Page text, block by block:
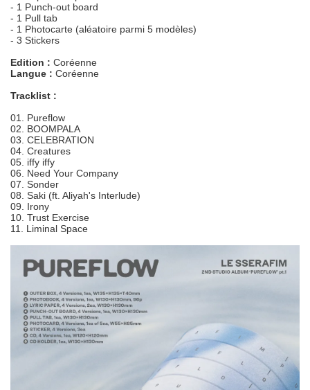
- 1 Punch-out board
- 1 Pull tab
- 1 Photocarte (aléatoire parmi 5 modèles)
- 3 Stickers
Edition : Coréenne
Langue : Coréenne
Tracklist :
01. Pureflow
02. BOOMPALA
03. CELEBRATION
04. Creatures
05. iffy iffy
06. Need Your Company
07. Sonder
08. Saki (ft. Aliyah's Interlude)
09. Irony
10. Trust Exercise
11. Liminal Space